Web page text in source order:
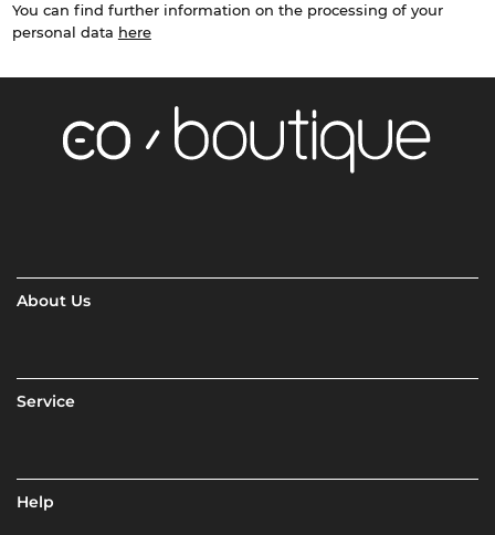
You can find further information on the processing of your
personal data here
About Us
Service
Help